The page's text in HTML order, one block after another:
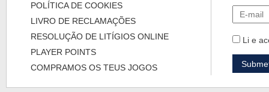
POLÍTICA DE COOKIES
LIVRO DE RECLAMAÇÕES
RESOLUÇÃO DE LITÍGIOS ONLINE
PLAYER POINTS
COMPRAMOS OS TEUS JOGOS
Li e